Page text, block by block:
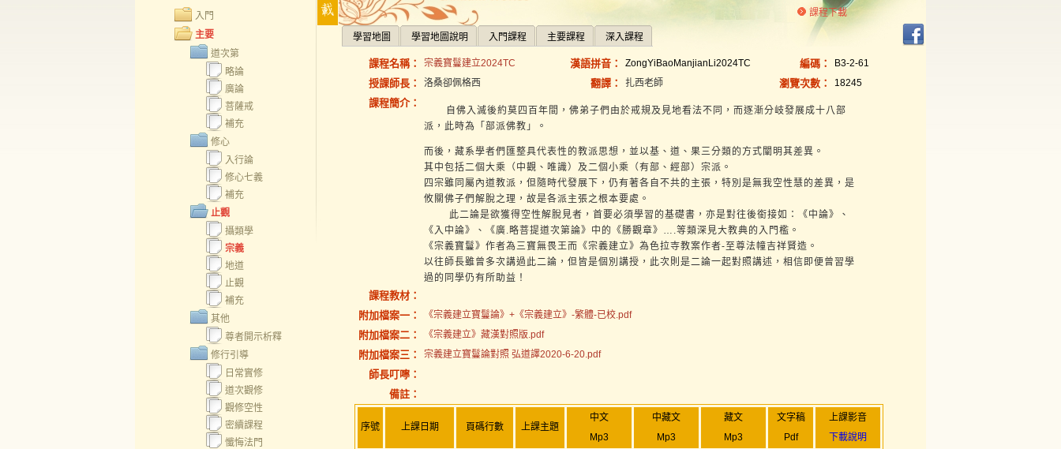
入門
主要
道次第
略論
廣論
菩薩戒
補充
修心
入行論
修心七義
補充
止觀
攝類學
宗義
地道
止觀
補充
其他
尊者開示析釋
修行引導
日常實修
道次觀修
觀修空性
密續課程
懺悔法門
學習地圖 學習地圖說明 入門課程 主要課程 深入課程
課程下載
課程名稱： 宗義寶鬘建立2024TC 漢語拼音： ZongYiBaoManjianLi2024TC 編碼： B3-2-61
授課師長： 洛桑卻佩格西 翻譯： 扎西老師 瀏覽次數： 18245
課程簡介：
自佛入滅後約莫四百年間，佛弟子們由於戒規及見地看法不同，而逐漸分岐發展成十八部
派，此時為「部派佛教」。
而後，藏系學者們匯整具代表性的教派思想，並以基、道、果三分類的方式闡明其差異。
其中包括二個大乘（中觀、唯識）及二個小乘（有部、經部）宗派。
四宗雖同屬內道教派，但隨時代發展下，仍有著各自不共的主張，特別是無我空性慧的差異，是
攸關佛子們解脫之理，故是各派主張之根本要處。
此二論是欲獲得空性解脫見者，首要必須學習的基礎書，亦是對往後銜接如：《中論》、
《入中論》、《廣.略菩提道次第論》中的《勝觀章》….等類深見大教典的入門檻。
《宗義寶鬘》作者為三寶無畏王而《宗義建立》為色拉寺教案作者-至尊法幢吉祥賢造。
以往師長雖曾多次講過此二論，但皆是個別講授，此次則是二論一起對照講述，相信即便曾習學
過的同學仍有所助益！
課程教材：
附加檔案一：
《宗義建立寶鬘論》+《宗義建立》-繁體-已校.pdf
附加檔案二： 《宗義建立》藏漢對照版.pdf
附加檔案三： 宗義建立寶鬘論對照 弘道譯2020-6-20.pdf
師長叮嚀：
備註：
序號 上課日期 頁碼行數 上課主題
中文
Mp3
中藏文
Mp3
藏文
Mp3
文字稿
Pdf
上課影音
下載說明